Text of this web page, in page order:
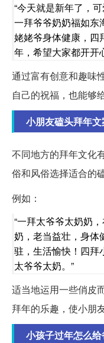
“今天就是新年了，
一拜爷爷奶奶福如东
姥姥爷身体健康，四
年，希望大家都开开
通过富有创意和趣味
自己的祝福，也能够
小朋友磕头拜年文
不同地方的拜年文化
俗和风俗选择适合的
例如：
“一拜太爷爷太奶奶
奶，老当益壮，身体
驻，生活愉快！四拜
太爷爷太奶。”
适当地运用一些俏皮
拜年的乐趣，使小朋
小孩子过年怎么